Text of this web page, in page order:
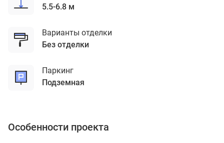
5.5-6.8 м
Варианты отделки
без отделки
Паркинг
подземная
Особенности проекта